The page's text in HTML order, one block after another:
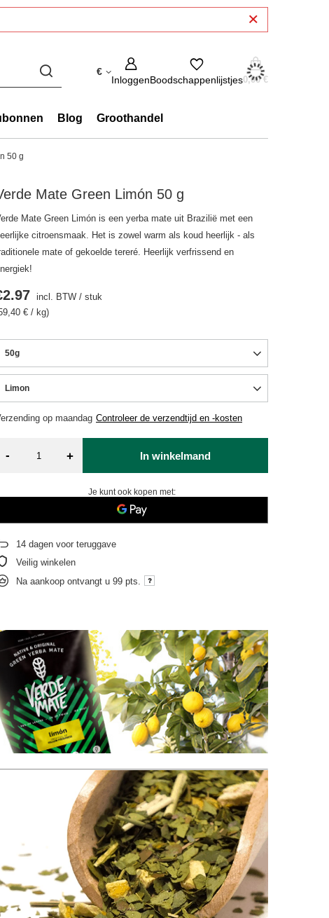
€
InloggenBoodschappenlijstjes0,00 €
Blog Groothandel
50 g
Mate Green Limón 50 g
Mate Green Limón is een yerba mate uit Brazilië met een
citroensmaak. Het is zowel warm als koud heerlijk - als
mate of gekoelde tereré. Heerlijk verfrissend en
50g
Limon
op maandag Controleer de verzendtijd en -kosten
incl. BTW /stuk
€ / kg)
- + In winkelmand
Je kunt ook kopen met:
14 dagen voor teruggave
Veilig winkelen
Na aankoop ontvangt u99 pts.